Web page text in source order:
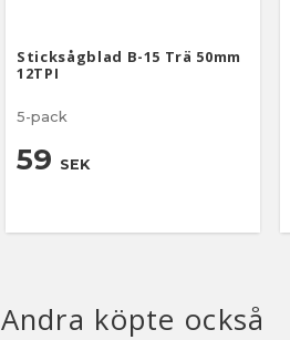
Sticksågblad B-15 Trä 50mm
12TPI
5-pack
59 SEK
Andra köpte också